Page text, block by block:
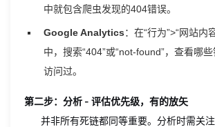
中就包含爬虫发现的404错误。
Google Analytics：在“行为”>“网站内
中，搜索“404”或“not-found”，查看哪
访问过。
第二步：分析 - 评估优先级，有的放矢
并非所有死链都同等重要。分析时需关注